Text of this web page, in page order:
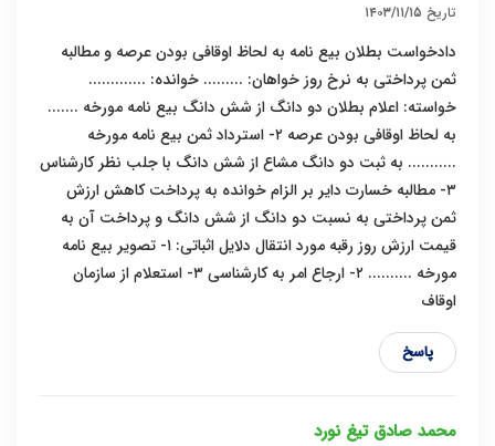
تاریخ ۱۴۰۳/۱۱/۱۵
دادخواست بطلان بیع نامه به لحاظ اوقافی بودن عرصه و مطالبه
ثمن پرداختی به نرخ روز خواهان: ......... خوانده: .............
خواسته: اعلام بطلان دو دانگ از شش دانگ بیع نامه مورخه .......
به لحاظ اوقافی بودن عرصه ٢- استرداد ثمن بیع نامه مورخه
........... به ثبت دو دانگ مشاع از شش دانگ با جلب نظر کارشناس
٣- مطالبه خسارت دایر بر الزام خوانده به پرداخت کاهش ارزش
ثمن پرداختی به نسبت دو دانگ از شش دانگ و پرداخت آن به
قیمت ارزش روز رقبه مورد انتقال دلایل اثباتی: ١- تصویر بیع نامه
مورخه .......... ٢- ارجاع امر به کارشناسی ٣- استعلام از سازمان
اوقاف
پاسخ
محمد صادق تیغ نورد